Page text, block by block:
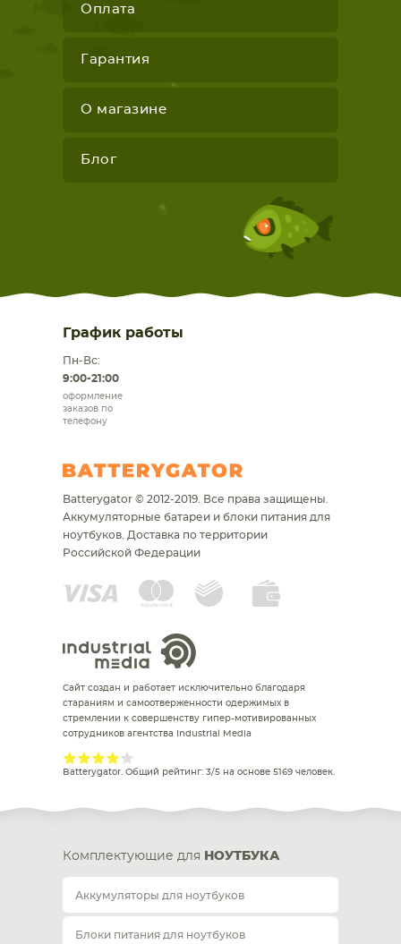
Оплата
Гарантия
О магазине
Блог
График работы
Пн-Вс:
9:00-21:00
оформление
заказов по
телефону
Batterygator © 2012-2019. Все права защищены.
Аккумуляторные батареи и блоки питания для
ноутбуков. Доставка по территории
Российской Федерации
Сайт создан и работает исключительно благодаря
стараниям и самоотверженности одержимых в
стремлении к совершенству гипер-мотивированных
сотрудников агентства Industrial Media
Batterygator. Общий рейтинг: 3/5 на основе 5169 человек.
Комплектующие для НОУТБУКА
Аккумуляторы для ноутбуков
Блоки питания для ноутбуков